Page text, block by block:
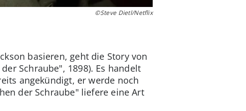
©Steve Dietl/Netflix
basieren, geht die Story von
Schraube", 1898). Es handelt
angekündigt, er werde noch
der Schraube" liefere eine Art